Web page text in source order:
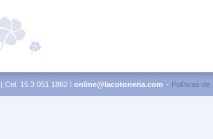
Cel. 15 3 051 1862 l online@lacotoneria.com - Políticas de